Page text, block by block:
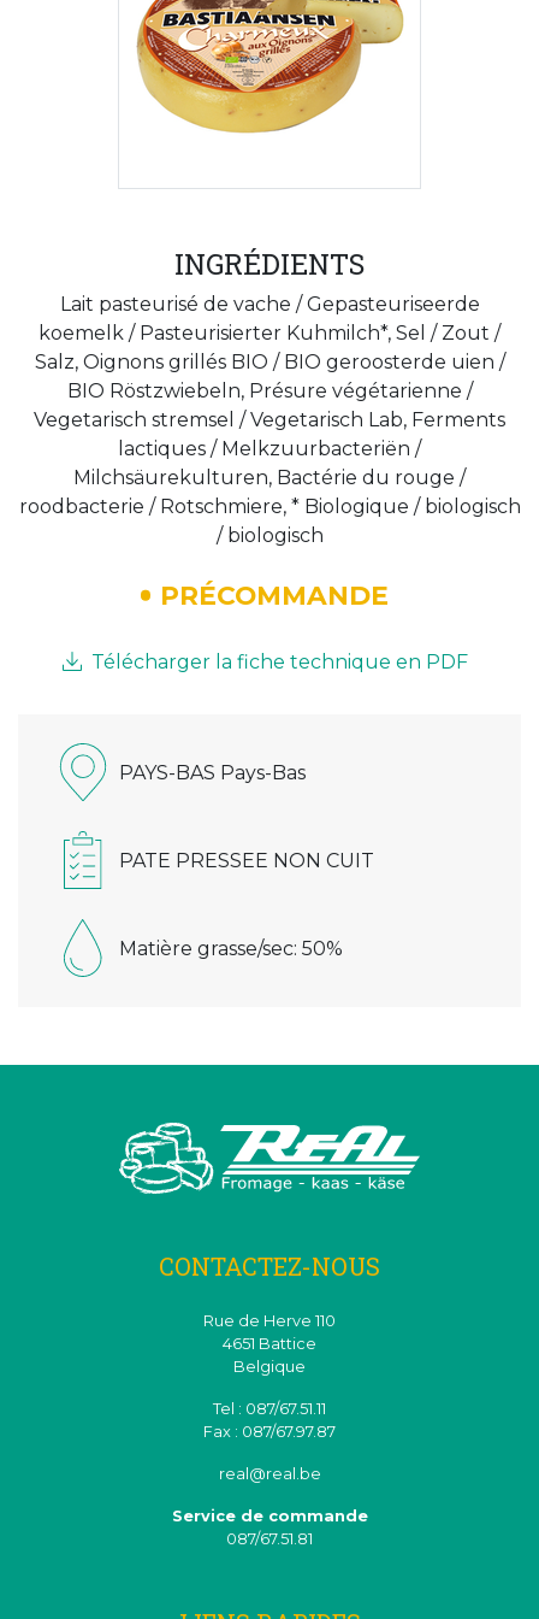
INGRÉDIENTS
Lait pasteurisé de vache / Gepasteuriseerde
koemelk / Pasteurisierter Kuhmilch*, Sel / Zout /
Salz, Oignons grillés BIO / BIO geroosterde uien /
BIO Röstzwiebeln, Présure végétarienne /
Vegetarisch stremsel / Vegetarisch Lab, Ferments
lactiques / Melkzuurbacteriën /
Milchsäurekulturen, Bactérie du rouge /
roodbacterie / Rotschmiere, * Biologique / biologisch
/ biologisch
PRÉCOMMANDE
Télécharger la fiche technique en PDF
PAYS-BAS Pays-Bas
PATE PRESSEE NON CUIT
Matière grasse/sec: 50%
CONTACTEZ-NOUS
Rue de Herve 110
4651 Battice
Belgique
Tel : 087/67.51.11
Fax : 087/67.97.87
real@real.be
Service de commande
087/67.51.81